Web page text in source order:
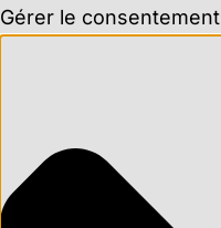
Gérer le consentement